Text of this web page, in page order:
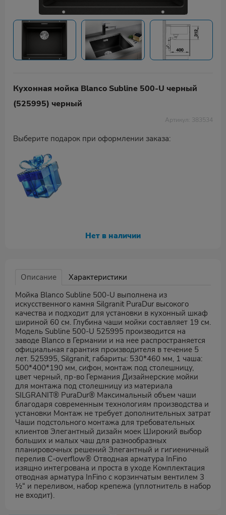
Кухонная мойка Blanco Subline 500-U черный
(525995) черный
Артикул: 383534
Выберите подарок при оформлении заказа:
Нет в наличии
Описание
Характеристики
Мойка Blanco Subline 500-U выполнена из
искусственного камня Silgranit PuraDur высокого
качества и подходит для установки в кухонный шкаф
шириной 60 см. Глубина чаши мойки составляет 19 см.
Модель Subline 500-U 525995 производится на
заводе Blanco в Германии и на нее распространяется
официальная гарантия производителя в течение 5
лет. 525995, Silgranit, габариты: 530*460 мм, 1 чаша:
500*400*190 мм, сифон, монтаж под столешницу,
цвет черный, пр-во Германия Дизайнерские мойки
для монтажа под столешницу из материала
SILGRANIT® PuraDur® Максимальный объем чаши
благодаря современным технологиям производства и
установки Монтаж не требует дополнительных затрат
Чаши подстольного монтажа для требовательных
клиентов Элегантный дизайн моек Широкий выбор
больших и малых чаш для разнообразных
планировочных решений Элегантный и гигиеничный
перелив C-overflow® Отводная арматура InFino
изящно интегрована и проста в уходе Комплектация
отводная арматура InFino с корзинчатым вентилем 3
½“ и переливом, набор крепежа (уплотнитель в набор
не входит).